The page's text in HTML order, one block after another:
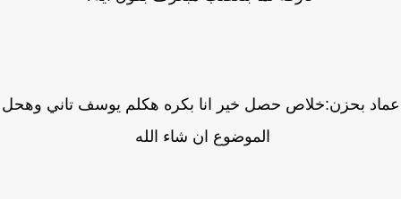
بحزن:خلاص حصل خير انا بكره هكلم يوسف تاني وهحل
الموضوع ان شاء الله